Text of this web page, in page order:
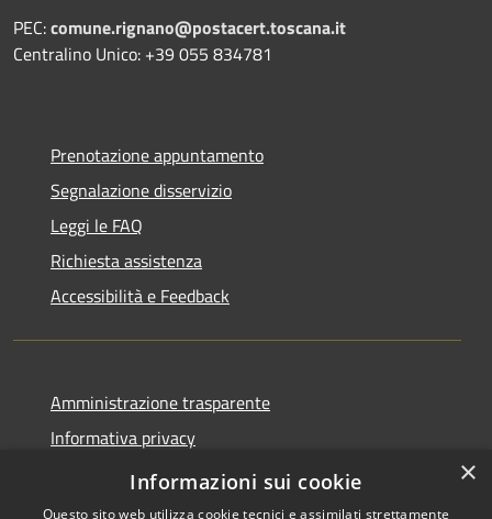
PEC:comune.rignano@postacert.toscana.it
Centralino Unico: +39 055 834781
Prenotazione appuntamento
Segnalazione disservizio
Leggi le FAQ
Richiesta assistenza
Accessibilità e Feedback
Amministrazione trasparente
Informativa privacy
×
Informazioni sui cookie
Questo sito web utilizza cookie tecnici e assimilati strettamente